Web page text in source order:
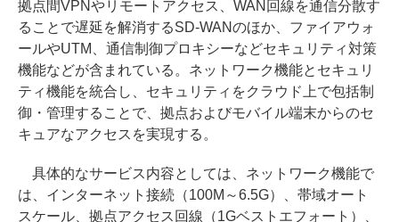
拠点間VPNやリモートアクセス、WAN回線を通信分散す
ることで遅延を解消するSD-WANのほか、ファイアウォ
ールやUTM、通信制御プロキシーなどセキュリティ対策
機能などが含まれている。ネットワーク機能とセキュリ
ティ機能を統合し、セキュリティをクラウド上で包括制
御・管理することで、拠点およびモバイル端末からのセ
キュアなアクセスを実現する。
具体的なサービス内容としては、ネットワーク機能で
は、インターネット接続（100M～6.5G）、帯域オート
スケール、拠点アクセス回線（1Gベストエフォート）、